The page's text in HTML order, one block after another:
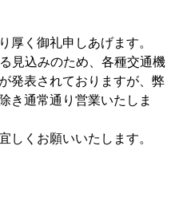
厚く御礼申しあげます。
見込みのため、各種交通機
発表されておりますが、弊
き通常通り営業いたしま
しくお願いいたします。